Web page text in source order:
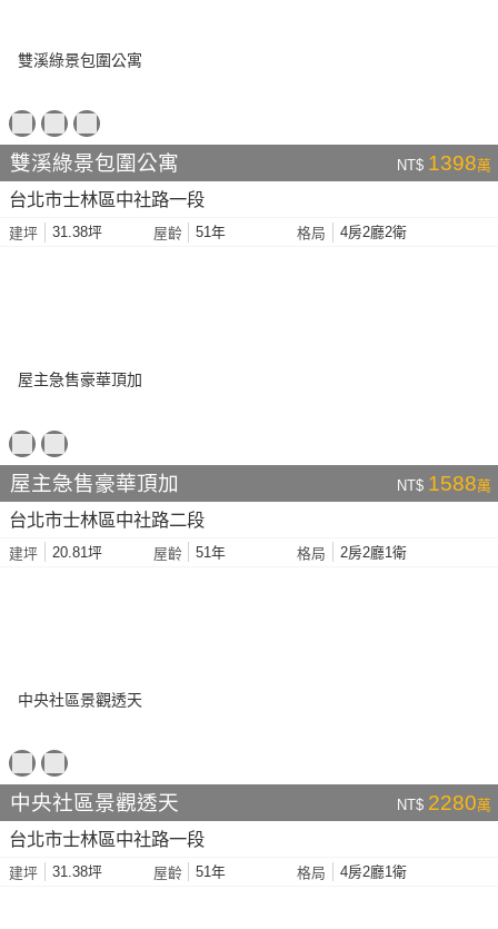
雙溪綠景包圍公寓 NT$ 1398萬
台北市士林區中社路一段
建坪 31.38坪 屋齡 51年 格局 4房2廳2衛
屋主急售豪華頂加 NT$ 1588萬
台北市士林區中社路二段
建坪 20.81坪 屋齡 51年 格局 2房2廳1衛
中央社區景觀透天 NT$ 2280萬
台北市士林區中社路一段
建坪 31.38坪 屋齡 51年 格局 4房2廳1衛